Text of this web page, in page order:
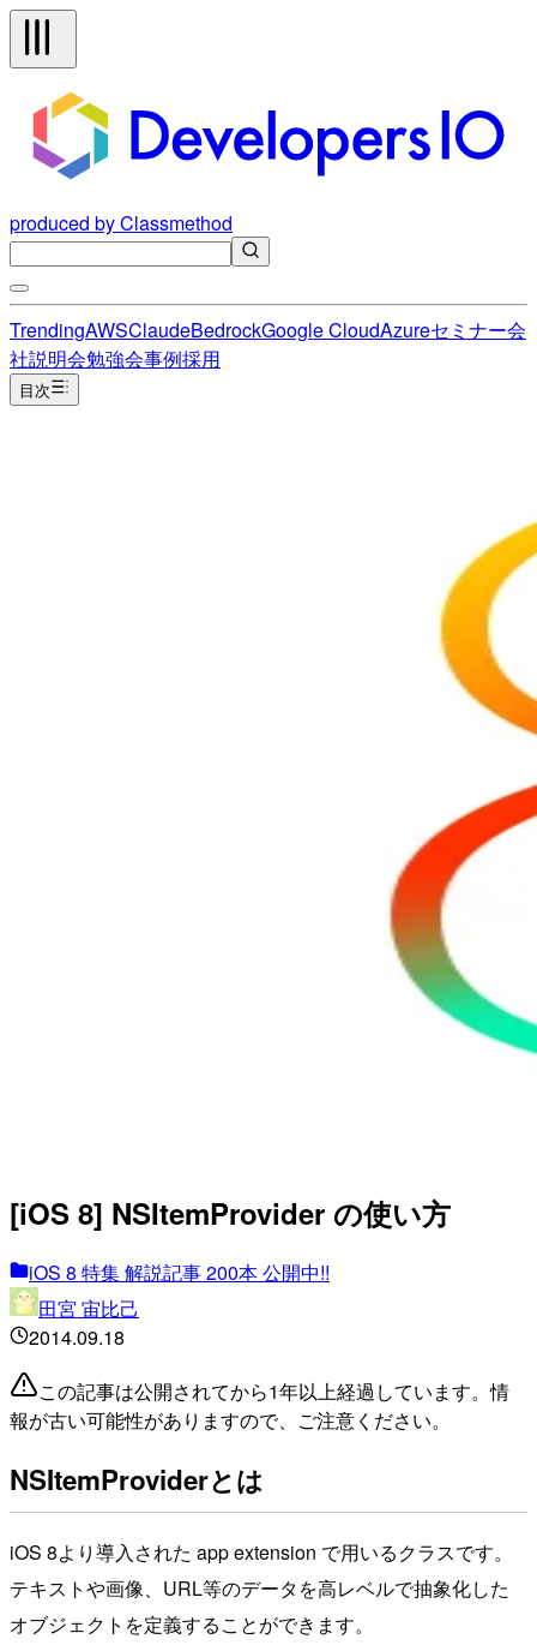
produced by Classmethod
TrendingAWSClaudeBedrockGoogle CloudAzureセミナー会
社説明会勉強会事例採用
目次
[iOS 8] NSItemProvider の使い方
iOS 8 特集 解説記事 200本 公開中!!
田宮 宙比己
2014.09.18
この記事は公開されてから1年以上経過しています。情
報が古い可能性がありますので、ご注意ください。
NSItemProviderとは
iOS 8より導入された app extension で用いるクラスです。
テキストや画像、URL等のデータを高レベルで抽象化した
オブジェクトを定義することができます。